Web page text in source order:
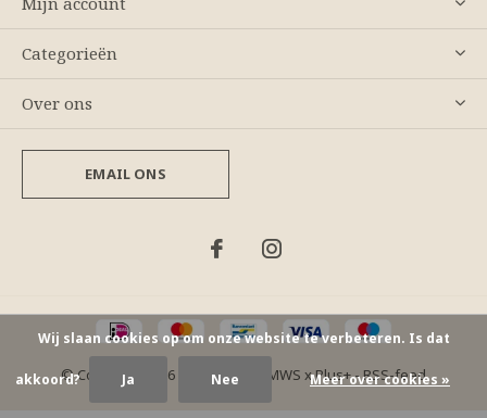
Categorieën
Over ons
EMAIL ONS
© Copyright 2026 - Theme By DMWS xPlus+-RSS-feed
Wij slaan cookies op om onze website te verbeteren. Is dat
akkoord? Ja Nee Meer over cookies »